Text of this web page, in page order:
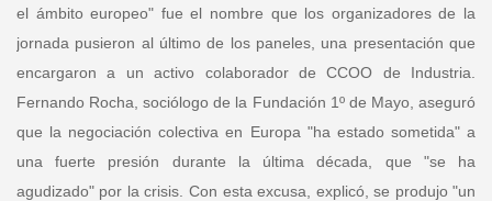
el ámbito europeo" fue el nombre que los organizadores de la
jornada pusieron al último de los paneles, una presentación que
encargaron a un activo colaborador de CCOO de Industria.
Fernando Rocha, sociólogo de la Fundación 1º de Mayo, aseguró
que la negociación colectiva en Europa "ha estado sometida" a
una fuerte presión durante la última década, que "se ha
agudizado" por la crisis. Con esta excusa, explicó, se produjo "un